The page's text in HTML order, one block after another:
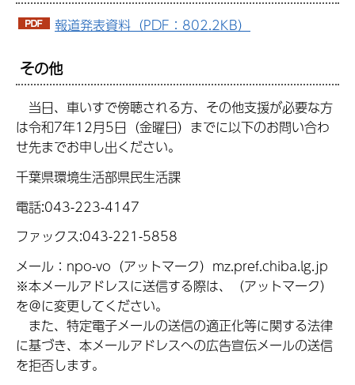
報道発表資料（PDF：802.2KB）
その他
当日、車いすで傍聴される方、その他支援が必要な方
は令和7年12月5日（金曜日）までに以下のお問い合わ
せ先までお申し出ください。
千葉県環境生活部県民生活課
電話:043-223-4147
ファックス:043-221-5858
メール：npo-vo（アットマーク）mz.pref.chiba.lg.jp
※本メールアドレスに送信する際は、（アットマーク）
を＠に変更してください。
また、特定電子メールの送信の適正化等に関する法律
に基づき、本メールアドレスへの広告宣伝メールの送信
を拒否します。